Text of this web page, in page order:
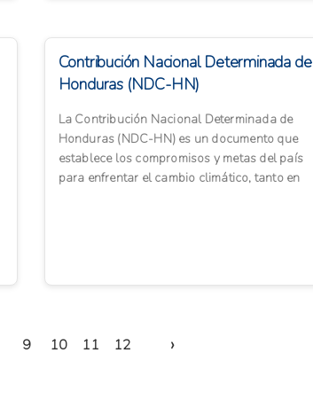
Contribución Nacional Determinada de
Honduras (NDC-HN)
La Contribución Nacional Determinada de
Honduras (NDC-HN) es un documento que
establece los compromisos y metas del país
para enfrentar el cambio climático, tanto en
9 10 11 12 ›